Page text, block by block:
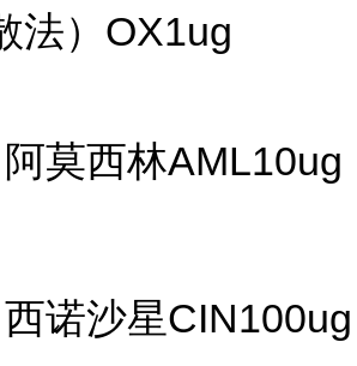
法）OX1ug
莫西林AML10ug
诺沙星CIN100ug